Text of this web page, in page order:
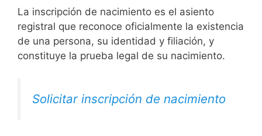
La inscripción de nacimiento es el asiento
registral que reconoce oficialmente la existencia
de una persona, su identidad y filiación, y
constituye la prueba legal de su nacimiento.
Solicitar inscripción de nacimiento